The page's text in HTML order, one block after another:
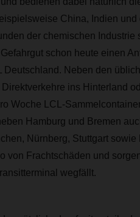
China, Indien und
der chemischen Industrie
schon heute einen
Neben den
ins Hinterland
Woche LCL-
Hamburg und Bremen
Nürnberg, Stuttgart sowie
von Frachtschäden und
wegfällt.